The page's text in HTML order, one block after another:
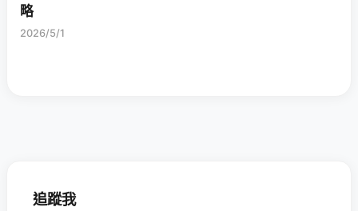
略
2026/5/1
追蹤我